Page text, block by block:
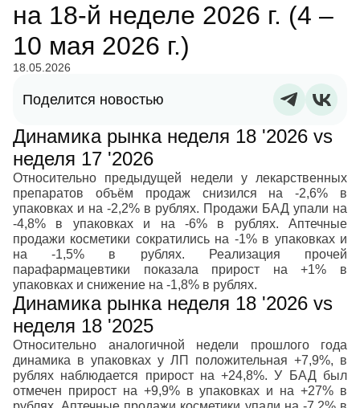
на 18-й неделе 2026 г. (4 –
10 мая 2026 г.)
18.05.2026
Поделится новостью
Динамика рынка неделя 18 '2026 vs
неделя 17 '2026
Относительно предыдущей недели у лекарственных
препаратов объём продаж снизился на -2,6% в
упаковках и на -2,2% в рублях. Продажи БАД упали на
-4,8% в упаковках и на -6% в рублях. Аптечные
продажи косметики сократились на -1% в упаковках и
на -1,5% в рублях. Реализация прочей
парафармацевтики показала прирост на +1% в
упаковках и снижение на -1,8% в рублях.
Динамика рынка неделя 18 '2026 vs
неделя 18 '2025
Относительно аналогичной недели прошлого года
динамика в упаковках у ЛП положительная +7,9%, в
рублях наблюдается прирост на +24,8%. У БАД был
отмечен прирост на +9,9% в упаковках и на +27% в